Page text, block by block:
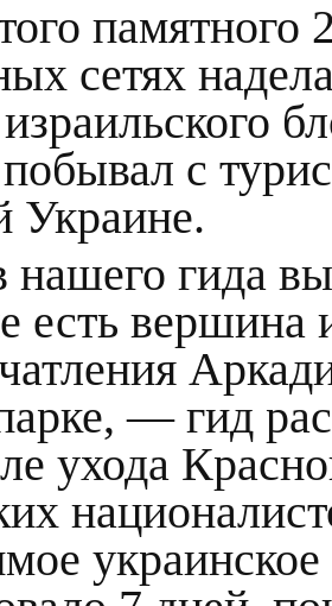
памятного
сетях
с
Украине.
нашего гида
есть
— гид
ухода
украинское